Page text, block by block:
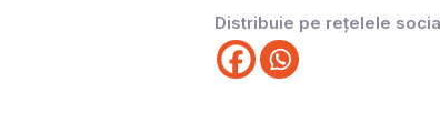
Distribuie pe rețelele